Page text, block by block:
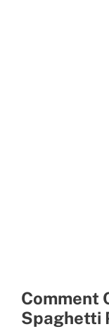
Comment
Spaghetti